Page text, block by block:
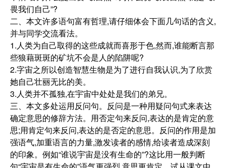
畏我们自己”?
二、本文许多语句富有哲理,请仔细体会下面几句话的含义,
并与同学交流看法。
1.人类为自己取得的这些成就而喜形于色,然而,谁能断言那
些狼藉斑斑的矿坑不会是人的陷阱呢?
2.字宙之所以创造智慧生物是为了进行自我认识,为了欣赏
她自己壮丽无比的美。
3.人类并不孤独,在宇宙中处处是我们的弟兄。
三、本文多处运用反问句。反问是一种用疑问句式来表达
确定意思的修辞方法。用否定句来反问,表达的是肯定的意
思;用肯定句来反问,表达的是否定的意思。反问的作用是加
强语气,加重语言的力量,激发读者的感情,给读者造成深刻
的印象。例如“谁说宇宙是没有生命的”?这比用一般判断